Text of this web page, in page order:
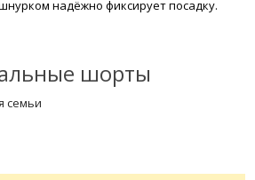
надёжно фиксирует посадку.
шорты
семьи